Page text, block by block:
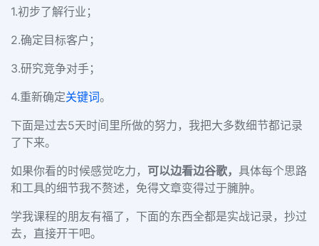
1.初步了解行业；
2.确定目标客户；
3.研究竞争对手；
4.重新确定关键词。
下面是过去5天时间里所做的努力，我把大多数细节都记录
了下来。
如果你看的时候感觉吃力， 可以边看边谷歌， 具体每个思路
和工具的细节我不赘述，免得文章变得过于臃肿。
学我课程的朋友有福了，下面的东西全都是实战记录，抄过
去，直接开干吧。